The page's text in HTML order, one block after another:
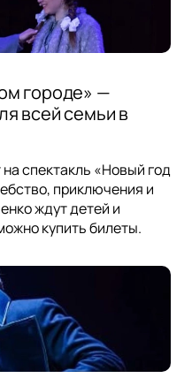
городе» —
всей семьи в
спектакль «Новый год
приключения и
ждут детей и
купить билеты.